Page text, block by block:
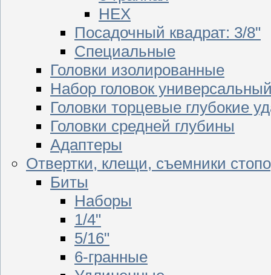
HEX
Посадочный квадрат: 3/8"
Специальные
Головки изолированные
Набор головок
Головки торцевые глубокие
Головки средней глубины
Адаптеры
Отвертки, клещи, съемники
Биты
Наборы
1/4"
5/16"
6-гранные